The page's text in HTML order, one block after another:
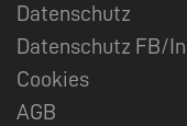
Datenschutz
Datenschutz FB/
Cookies
AGB